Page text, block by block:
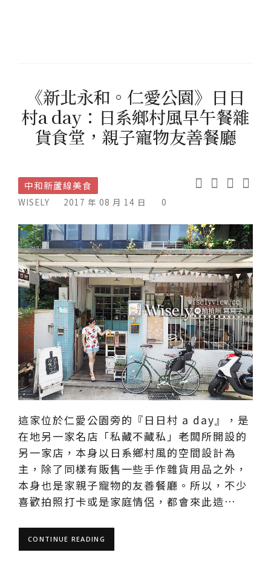
《新北永和。仁愛公園》日日
村a day：日系鄉村風早午餐雜
貨食堂，親子寵物友善餐廳
中和新蘆線美食
WISELY 2017 年 08 月 14 日 0
這家位於仁愛公園旁的『日日村 a day』，是
在地另一家名店「私藏不藏私」老闆所開設的
另一家店，本身以日系鄉村風的空間設計為
主，除了同樣有販售一些手作雜貨用品之外，
本身也是家親子寵物的友善餐廳。所以，不少
喜歡拍照打卡或是家庭情侶，都會來此造…
CONTINUE READING